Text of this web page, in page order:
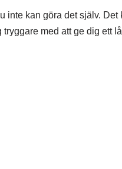
inte kan göra det själv.
med att ge dig ett